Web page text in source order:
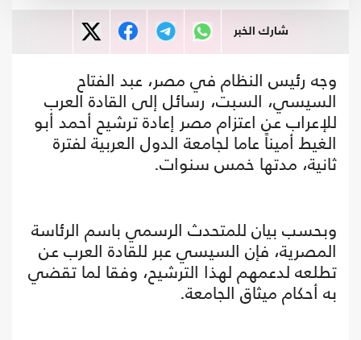
شارك الخبر
وجه رئيس النظام في مصر، عبد الفتاح
السيسي، السبت، رسائل إلى القادة العرب
للإعراب عن اعتزام مصر إعادة ترشيح أحمد أبو
الغيط أميناً عاما لجامعة الدول العربية لفترة
ثانية، مدتها خمس سنوات.
وبحسب بيان للمتحدث الرسمي باسم الرئاسة
المصرية، فإن السيسي عبر للقادة العرب عن
تطلعه لدعمهم لهذا الترشيح، وفقا لما تقضي
به أحكام ميثاق الجامعة.